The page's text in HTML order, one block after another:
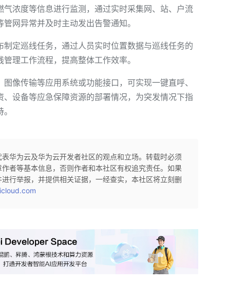
浓度等信息进行监测，通过实时采集网、站、户流
网异常并及时主动发出告警通知。
定巡线任务，通过人员实时位置数据与巡线任务的
理工作流程，提高整体工作效率。
像传输等应用系统或功能接口，可实现一键直呼、
设备等应急保障资源的部署情况，为突发情况下指
华为云及华为云开发者社区的观点和立场。转载时必须
者等基本信息，否则作者和本社区有权追究责任。如果
行举报，并提供相关证据，一经查实，本社区将立刻删